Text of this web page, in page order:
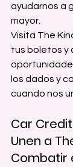
ayudarnos a
mayor.
Visita The
tus boletos y
los dados y
cuando nos
Car
Unen a
Combatir